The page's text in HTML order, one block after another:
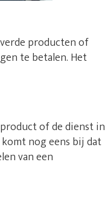
producten of
te betalen. Het
of de dienst in
komt nog eens bij dat
van een